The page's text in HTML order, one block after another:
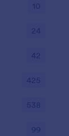
10
24
42
425
538
99